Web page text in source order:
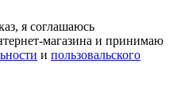
я соглашаюсь
магазина и принимаю
и пользовальского